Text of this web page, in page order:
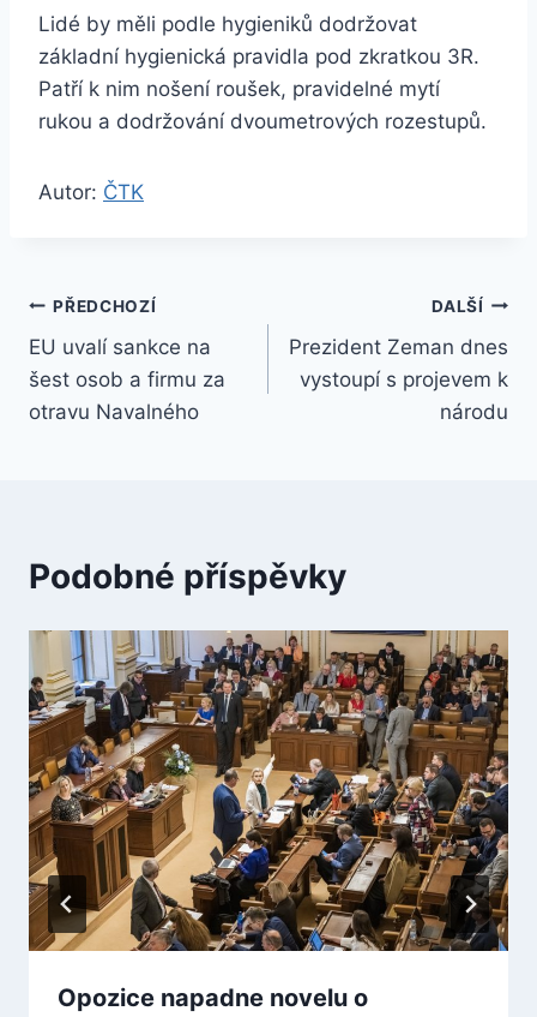
Lidé by měli podle hygieniků dodržovat
základní hygienická pravidla pod zkratkou 3R.
Patří k nim nošení roušek, pravidelné mytí
rukou a dodržování dvoumetrových rozestupů.
Autor: ČTK
Navigace
pro
příspěvek
PŘEDCHOZÍ
EU uvalí sankce na
šest osob a firmu za
otravu Navalného
DALŠÍ
Prezident Zeman dnes
vystoupí s projevem k
národu
Podobné příspěvky
Opozice napadne novelu o